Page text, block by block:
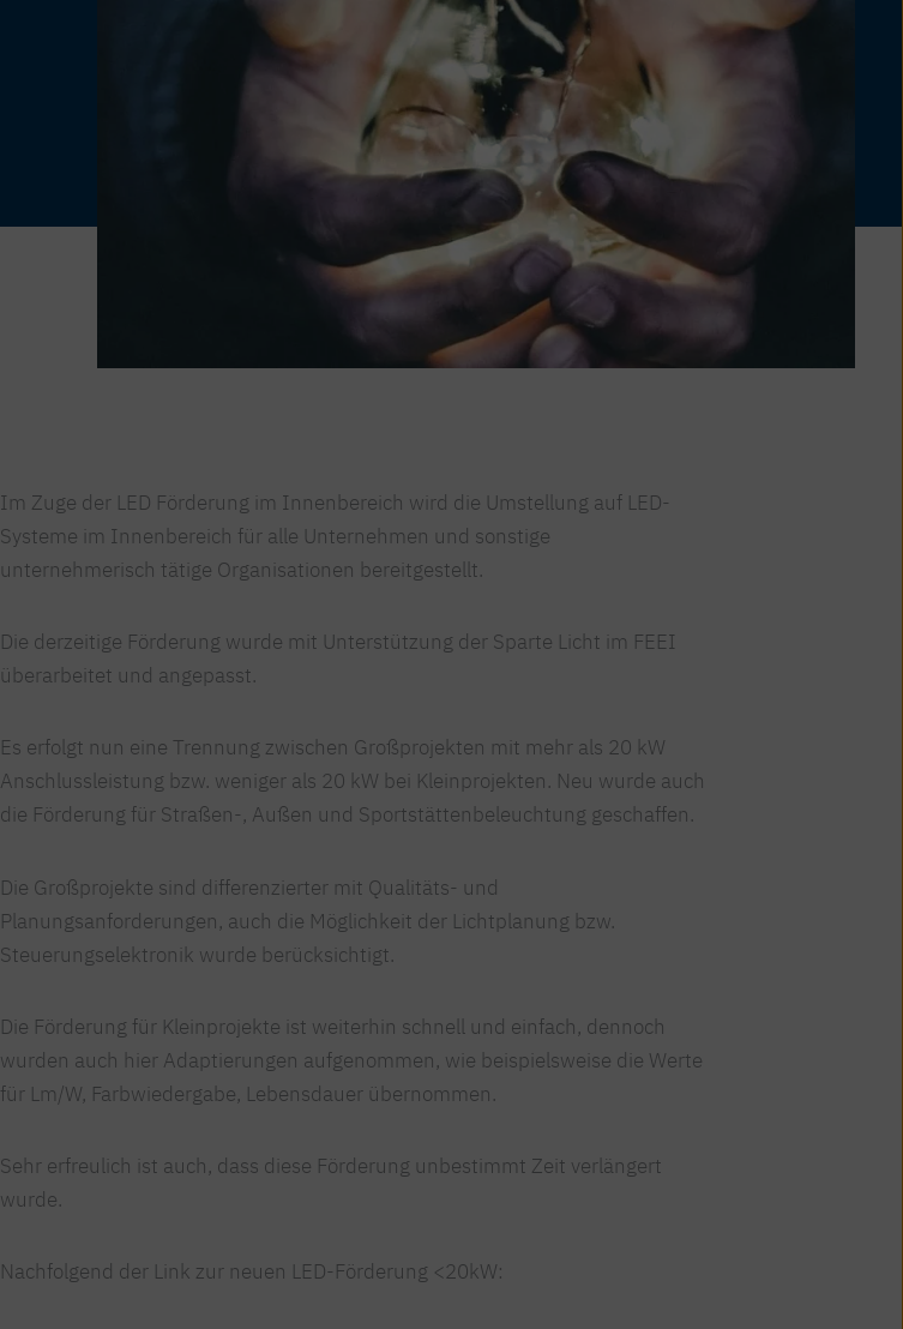
Im Zuge der LED Förderung im Innenbereich wird die Umstellung auf LED-
Systeme im Innenbereich für alle Unternehmen und sonstige
unternehmerisch tätige Organisationen bereitgestellt.
Die derzeitige Förderung wurde mit Unterstützung der Sparte Licht im FEEI
überarbeitet und angepasst.
Es erfolgt nun eine Trennung zwischen Großprojekten mit mehr als 20 kW
Anschlussleistung bzw. weniger als 20 kW bei Kleinprojekten. Neu wurde auch
die Förderung für Straßen-, Außen und Sportstättenbeleuchtung geschaffen.
Die Großprojekte sind differenzierter mit Qualitäts- und
Planungsanforderungen, auch die Möglichkeit der Lichtplanung bzw.
Steuerungselektronik wurde berücksichtigt.
Die Förderung für Kleinprojekte ist weiterhin schnell und einfach, dennoch
wurden auch hier Adaptierungen aufgenommen, wie beispielsweise die Werte
für Lm/W, Farbwiedergabe, Lebensdauer übernommen.
Sehr erfreulich ist auch, dass diese Förderung unbestimmt Zeit verlängert
wurde.
Nachfolgend der Link zur neuen LED-Förderung <20kW: